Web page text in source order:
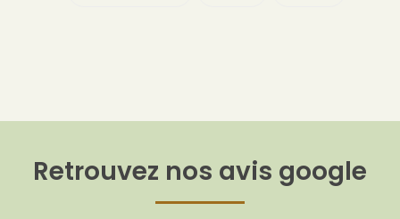
Retrouvez nos avis google